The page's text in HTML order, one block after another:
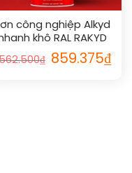
công nghiệp Alkyd
khô RAL RAKYD
QD 1015
₫ 859.375₫